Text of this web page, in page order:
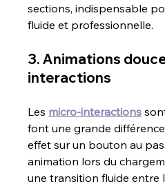
sections, indispensable
fluide et professionnelle.
3. Animations
interactions
Les micro-interactions
font une grande
effet sur un bouton au
animation lors du
une transition fluide entre